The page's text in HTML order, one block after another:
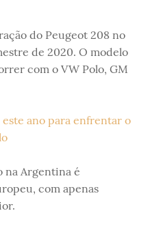
do Peugeot 208 no
de 2020. O modelo
com o VW Polo, GM
na Argentina é
com apenas